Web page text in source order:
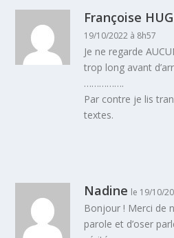
Françoise
19/10/2022 à 8h57
Je ne regarde
trop long avant
…………….
Par contre je lis
textes.
Nadine le 19/10/
Bonjour ! Merci de
parole et d’oser